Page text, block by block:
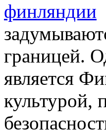
границей.
является
культурой,